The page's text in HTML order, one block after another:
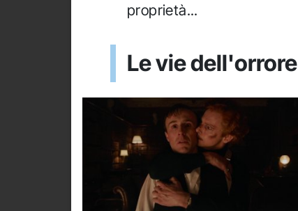
proprietà...
Le vie dell'orrore